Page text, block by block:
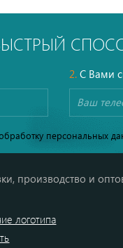
2.С Вами
персональных
производство и
логотипа